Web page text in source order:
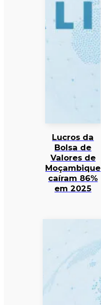
Lucros da
Bolsa de
Valores de
Moçambique
caíram 86%
em 2025